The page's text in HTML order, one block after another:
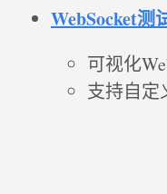
WebSocket测
可视化
支持自定